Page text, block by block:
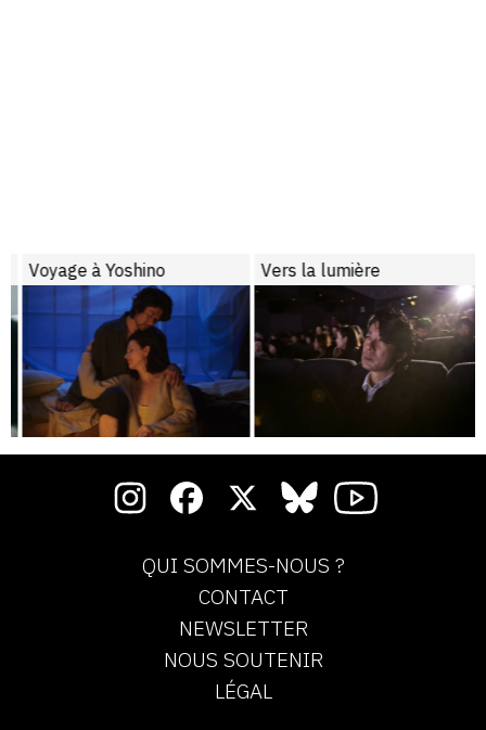
Voyage à Yoshino Vers la lumière
QUI SOMMES-NOUS ?
CONTACT
NEWSLETTER
NOUS SOUTENIR
LÉGAL